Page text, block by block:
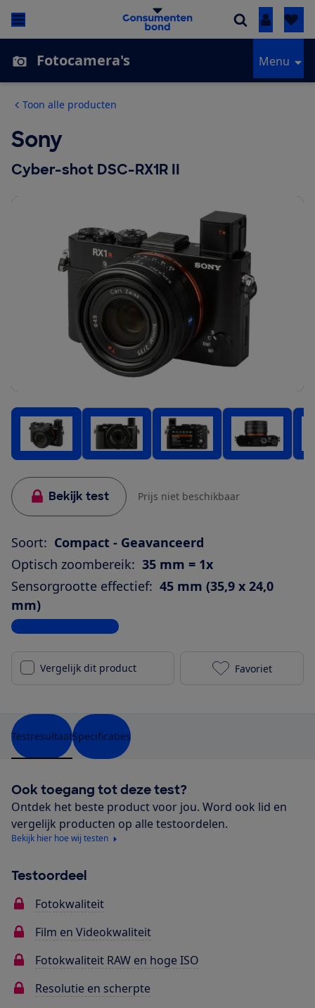
Inloggen
Fotocamera's Menu
Toon alle producten
Sony
Cyber-shot DSC-RX1R II
Bekijk test Prijs niet beschikbaar
Soort: Compact - Geavanceerd
Optisch zoombereik: 35 mm = 1x
Sensorgrootte effectief: 45 mm (35,9 x 24,0
mm)
Bekijk alle specificaties
Vergelijk dit product Sony Cyber-
Favoriet
TestresultaatSpecificaties
Ook toegang tot deze test?
Ontdek het beste product voor jou. Word ook lid en
vergelijk producten op alle testoordelen.
Bekijk hier hoe wij testen
Testoordeel
Fotokwaliteit
Film en Videokwaliteit
Fotokwaliteit RAW en hoge ISO
Resolutie en scherpte